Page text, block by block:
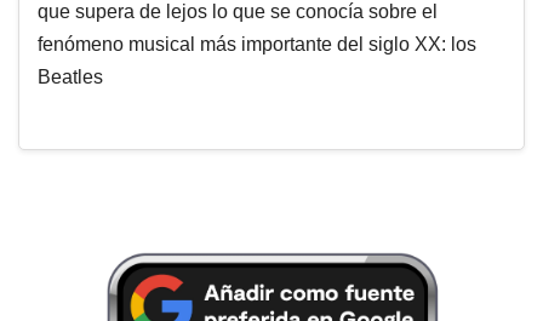
que supera de lejos lo que se conocía sobre el
fenómeno musical más importante del siglo XX: los
Beatles